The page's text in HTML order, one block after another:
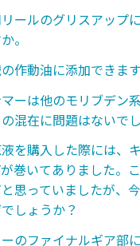
ールのグリスアップ
。
作動油に添加できま
ーは他のモリブデン
混在に問題はないで
を購入した際には、
巻いてありました。
思っていましたが、
しょうか？
のファイナルギア部